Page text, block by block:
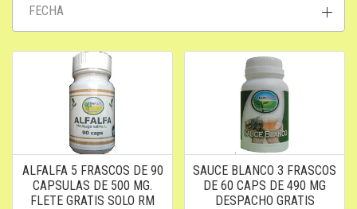
FECHA
ALFALFA 5 FRASCOS DE 90
CAPSULAS DE 500 MG.
FLETE GRATIS SOLO RM
SAUCE BLANCO 3 FRASCOS
DE 60 CAPS DE 490 MG
DESPACHO GRATIS